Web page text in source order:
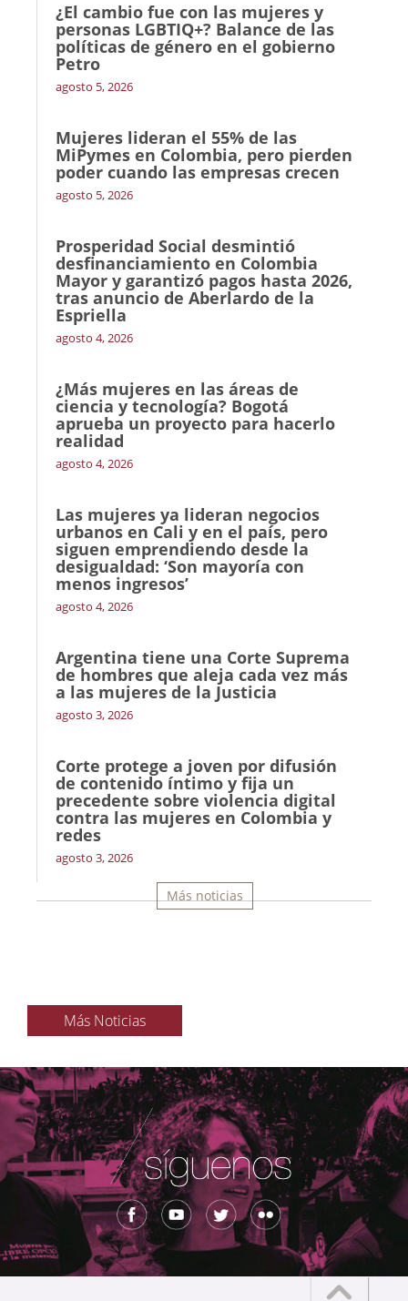
¿El cambio fue con las mujeres y
personas LGBTIQ+? Balance de las
políticas de género en el gobierno
Petro
agosto 5, 2026
Mujeres lideran el 55% de las
MiPymes en Colombia, pero pierden
poder cuando las empresas crecen
agosto 5, 2026
Prosperidad Social desmintió
desfinanciamiento en Colombia
Mayor y garantizó pagos hasta 2026,
tras anuncio de Aberlardo de la
Espriella
agosto 4, 2026
¿Más mujeres en las áreas de
ciencia y tecnología? Bogotá
aprueba un proyecto para hacerlo
realidad
agosto 4, 2026
Las mujeres ya lideran negocios
urbanos en Cali y en el país, pero
siguen emprendiendo desde la
desigualdad: ‘Son mayoría con
menos ingresos’
agosto 4, 2026
Argentina tiene una Corte Suprema
de hombres que aleja cada vez más
a las mujeres de la Justicia
agosto 3, 2026
Corte protege a joven por difusión
de contenido íntimo y fija un
precedente sobre violencia digital
contra las mujeres en Colombia y
redes
agosto 3, 2026
Más noticias
Más Noticias